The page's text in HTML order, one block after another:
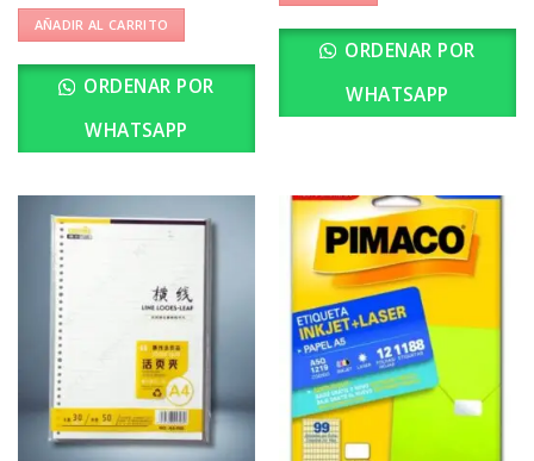
AÑADIR AL CARRITO
ORDENAR POR
WHATSAPP
ORDENAR POR
WHATSAPP